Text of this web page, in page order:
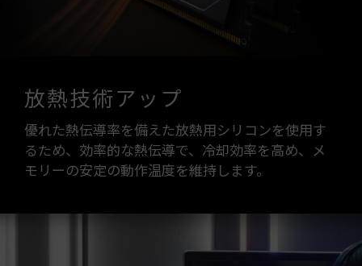
放熱技術アップ
優れた熱伝導率を備えた放熱用シリコンを使用す
るため、効率的な熱伝導で、冷却効率を高め、メ
モリーの安定の動作温度を維持します。